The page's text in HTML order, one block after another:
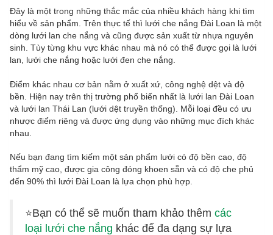
Đây là một trong những thắc mắc của nhiều khách hàng khi tìm
hiểu về sản phẩm. Trên thực tế thì lưới che nắng Đài Loan là một
dòng lưới lan che nắng và cũng được sản xuất từ nhựa nguyên
sinh. Tùy từng khu vực khác nhau mà nó có thể được gọi là lưới
lan, lưới che nắng hoặc lưới đen che nắng.
Điểm khác nhau cơ bản nằm ở xuất xứ, công nghệ dệt và độ
bền. Hiện nay trên thị trường phổ biến nhất là lưới lan Đài Loan
và lưới lan Thái Lan (lưới dệt truyền thống). Mỗi loại đều có ưu
nhược điểm riêng và được ứng dụng vào những mục đích khác
nhau.
Nếu bạn đang tìm kiếm một sản phẩm lưới có độ bền cao, độ
thẩm mỹ cao, được gia công đóng khoen sẵn và có độ che phủ
đến 90% thì lưới Đài Loan là lựa chọn phù hợp.
⭐Bạn có thể sẽ muốn tham khảo thêm các
loại lưới che nắng khác để đa dạng sự lựa